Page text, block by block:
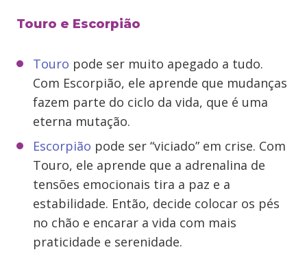
Touro e Escorpião
Touro pode ser muito apegado a tudo.
Com Escorpião, ele aprende que mudanças
fazem parte do ciclo da vida, que é uma
eterna mutação.
Escorpião pode ser “viciado” em crise. Com
Touro, ele aprende que a adrenalina de
tensões emocionais tira a paz e a
estabilidade. Então, decide colocar os pés
no chão e encarar a vida com mais
praticidade e serenidade.